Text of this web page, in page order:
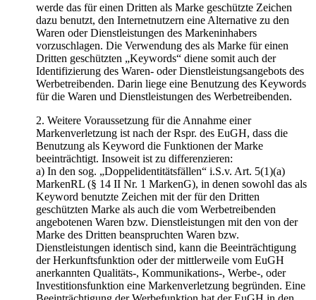
werde das für einen Dritten als Marke geschützte Zeichen
dazu benutzt, den Internetnutzern eine Alternative zu den
Waren oder Dienstleistungen des Markeninhabers
vorzuschlagen. Die Verwendung des als Marke für einen
Dritten geschützten „Keywords“ diene somit auch der
Identifizierung des Waren- oder Dienstleistungsangebots des
Werbetreibenden. Darin liege eine Benutzung des Keywords
für die Waren und Dienstleistungen des Werbetreibenden.
2. Weitere Voraussetzung für die Annahme einer
Markenverletzung ist nach der Rspr. des EuGH, dass die
Benutzung als Keyword die Funktionen der Marke
beeinträchtigt. Insoweit ist zu differenzieren:
a) In den sog. „Doppelidentitätsfällen“ i.S.v. Art. 5(1)(a)
MarkenRL (§ 14 II Nr. 1 MarkenG), in denen sowohl das als
Keyword benutzte Zeichen mit der für den Dritten
geschützten Marke als auch die vom Werbetreibenden
angebotenen Waren bzw. Dienstleistungen mit den von der
Marke des Dritten beanspruchten Waren bzw.
Dienstleistungen identisch sind, kann die Beeinträchtigung
der Herkunftsfunktion oder der mittlerweile vom EuGH
anerkannten Qualitäts-, Kommunikations-, Werbe-, oder
Investitionsfunktion eine Markenverletzung begründen. Eine